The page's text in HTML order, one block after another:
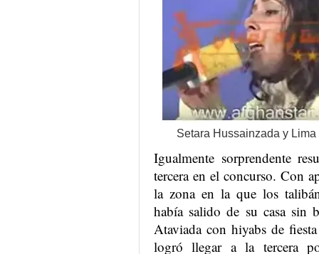
Setara Hussainzada y
Igualmente sorprendente
tercera en el concurso. Con
la zona en la que los
había salido de su casa sin
Ataviada con hiyabs de
logró llegar a la tercera